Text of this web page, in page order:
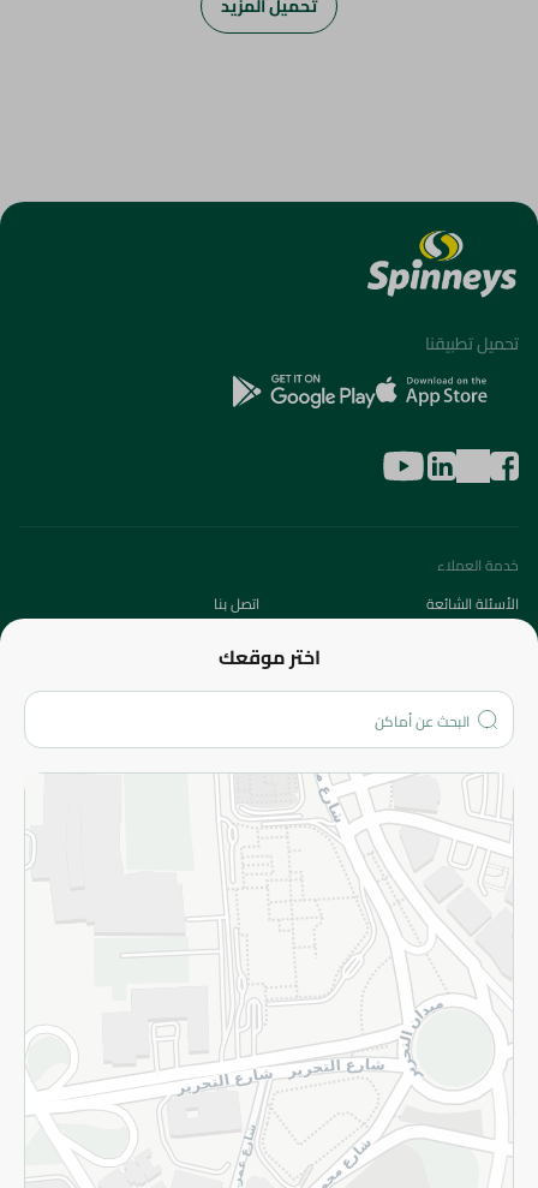
اختر موقعك
تحميل تطبيقنا
خدمة العملاء
الأسئلة الشائعة
اتصل بنا
من نحن؟
الفروع
المزيد
الاسترجاع
سياسة الاستخدام
سياسة الخصوصية
قم بالتسجيل للنشرة
©2026 - Spinneys | جميع الحقوق محفوظة